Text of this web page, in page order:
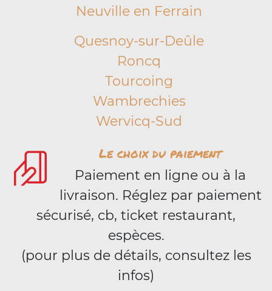
Neuville en Ferrain
Quesnoy-sur-Deûle
Roncq
Tourcoing
Wambrechies
Wervicq-Sud
Le choix du paiement
Paiement en ligne ou à la
livraison. Réglez par paiement
sécurisé, cb, ticket restaurant,
espèces.
(pour plus de détails, consultez les
infos)